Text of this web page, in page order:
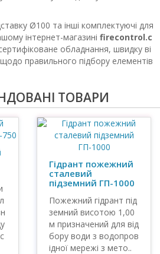
Ø100 та інші комплектуючі для
інтернет-магазині firecontrol.c
обладнання, швидку ві
правильного підбору елементів
ТОВАРИ
Гідрант пожежний
сталевий
підземний ГП-1000
Пожежний гідрант під
земний висотою 1,00
м призначений для від
бору води з водопров
ідної мережі з мето..